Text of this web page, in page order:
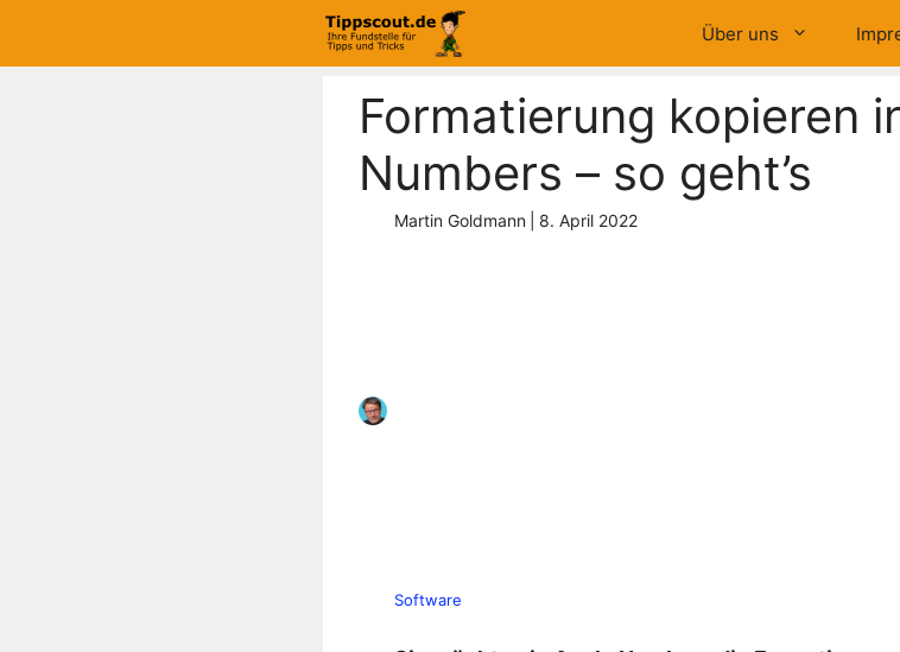
springen
Über uns
Formatierung kopieren
Numbers – so geht’s
Martin Goldmann 8. April 2022
Software